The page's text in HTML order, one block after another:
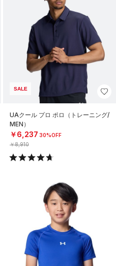
SALE
UAクール プロ ポロ（トレーニング/
MEN）
￥6,237 30%OFF
￥8,910